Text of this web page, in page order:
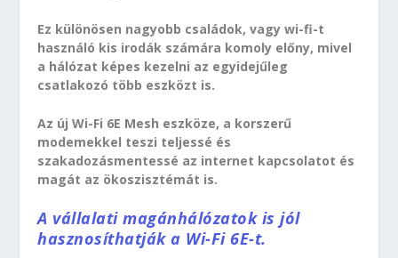
Ez különösen nagyobb családok, vagy wi-fi-t
használó kis irodák számára komoly előny, mivel
a hálózat képes kezelni az egyidejűleg
csatlakozó több eszközt is.
Az új Wi-Fi 6E Mesh eszköze, a korszerű
modemekkel teszi teljessé és
szakadozásmentessé az internet kapcsolatot és
magát az ökoszisztémát is.
A vállalati magánhálózatok is jól
hasznosíthatják a Wi-Fi 6E-t.